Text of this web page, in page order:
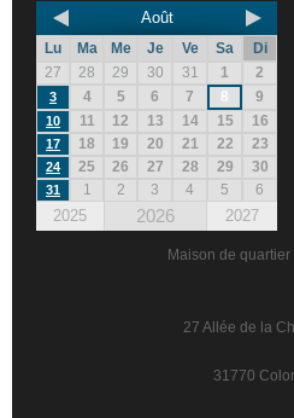
Août
Lu Ma Me Je Ve Sa
Di
27
28 29 30 31 1 2
3 4 5 6 7 8 9
10 11 12 13 14 15 16
17 18 19 20 21 22 23
24 25 26 27 28 29 30
31 1 2 3 4 5 6
2025 2026 2027
Maison de
27 Allée de la
31770